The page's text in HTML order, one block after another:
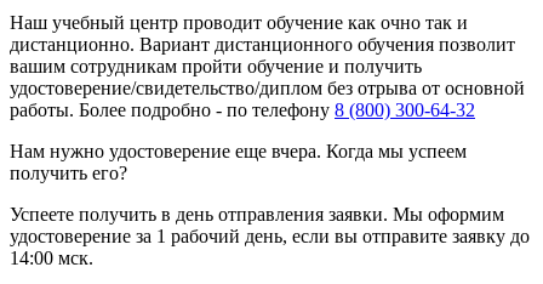
Наш учебный центр проводит обучение как очно так и
дистанционно. Вариант дистанционного обучения позволит
вашим сотрудникам пройти обучение и получить
удостоверение/свидетельство/диплом без отрыва от основной
работы. Более подробно - по телефону 8 (800) 300-64-32
Нам нужно удостоверение еще вчера. Когда мы успеем
получить его?
Успеете получить в день отправления заявки. Мы оформим
удостоверение за 1 рабочий день, если вы отправите заявку до
14:00 мск.